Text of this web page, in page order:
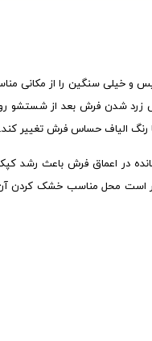
و خیلی سنگین را از مکانی
زرد شدن فرش بعد از شستشو
رنگ الیاف حساس فرش تغییر کند.
در اعماق فرش باعث رشد
است محل مناسب خشک کردن